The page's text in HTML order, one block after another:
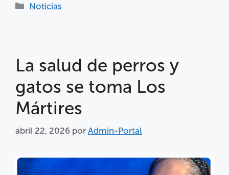
Noticias
La salud de perros y
gatos se toma Los
Mártires
abril 22, 2026 por Admin-Portal